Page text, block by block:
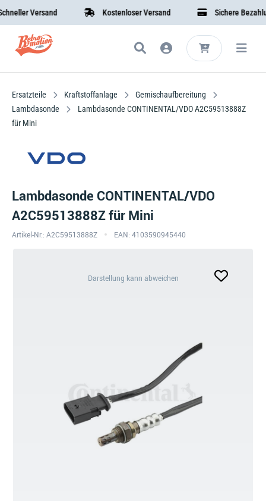
Versand Kostenloser Versand Sichere Bezahlung
Ersatzteile Kraftstoffanlage
Gemischaufbereitung
Lambdasonde
Lambdasonde CONTINENTAL/VDO A2C59513888Z
für Mini
Lambdasonde CONTINENTAL/VDO
A2C59513888Z für Mini
Artikel-Nr.: A2C59513888Z EAN: 4103590945440
Darstellung kann abweichen